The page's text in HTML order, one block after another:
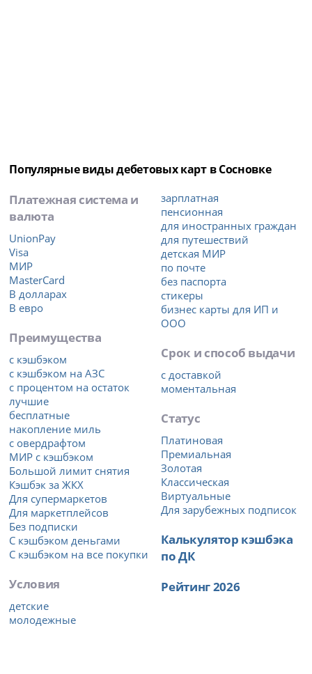
Популярные виды дебетовых карт в Сосновке
Платежная система и
валюта
UnionPay
Visa
МИР
MasterCard
В долларах
В евро
Преимущества
с кэшбэком
с кэшбэком на АЗС
с процентом на остаток
лучшие
бесплатные
накопление миль
с овердрафтом
МИР с кэшбэком
Большой лимит снятия
Кэшбэк за ЖКХ
Для супермаркетов
Для маркетплейсов
Без подписки
С кэшбэком деньгами
С кэшбэком на все покупки
Условия
детские
молодежные
зарплатная
пенсионная
для иностранных граждан
для путешествий
детская МИР
по почте
без паспорта
стикеры
бизнес карты для ИП и
ООО
Срок и способ выдачи
с доставкой
моментальная
Статус
Платиновая
Премиальная
Золотая
Классическая
Виртуальные
Для зарубежных подписок
Калькулятор кэшбэка
по ДК
Рейтинг 2026